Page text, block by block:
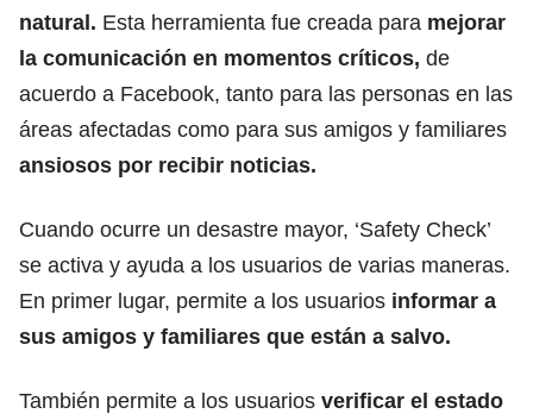
natural. Esta herramienta fue creada para mejorar
la comunicación en momentos críticos, de
acuerdo a Facebook, tanto para las personas en las
áreas afectadas como para sus amigos y familiares
ansiosos por recibir noticias.
Cuando ocurre un desastre mayor, ‘Safety Check’
se activa y ayuda a los usuarios de varias maneras.
En primer lugar, permite a los usuarios informar a
sus amigos y familiares que están a salvo.
También permite a los usuarios verificar el estado